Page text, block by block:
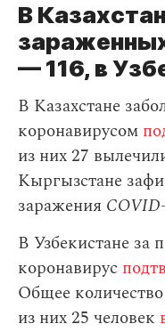
В
— 116, в
В Казахстане
коронавирусом
из них 27
Кыргызстане
заражения
В Узбекистане за
коронавирус
Общее
из них 25 человек